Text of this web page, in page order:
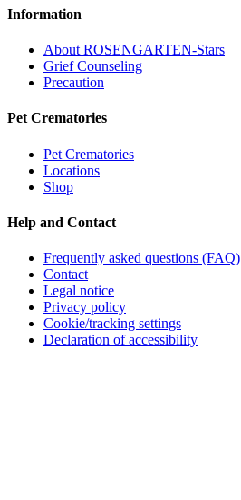
Information
About ROSENGARTEN-Stars
Grief Counseling
Precaution
Pet Crematories
Pet Crematories
Locations
Shop
Help and Contact
Frequently asked questions (FAQ)
Contact
Legal notice
Privacy policy
Cookie/tracking settings
Declaration of accessibility